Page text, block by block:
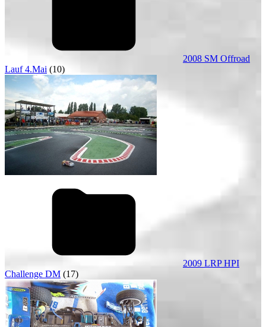
2008 SM Offroad
Lauf 4.Mai (10)
2009 LRP HPI
Challenge DM (17)